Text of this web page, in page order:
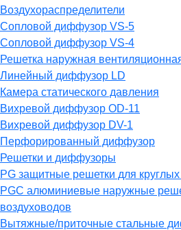
Воздухораспределители
Сопловой диффузор VS-5
Сопловой диффузор VS-4
Решетка наружная
Линейный диффузор LD
Камера статического давления
Вихревой диффузор OD-11
Вихревой диффузор DV-1
Перфорированный диффузор
Решетки и диффузоры
PG защитные решетки для
PGC алюминиевые наружные
воздуховодов
Вытяжные/приточные стальные